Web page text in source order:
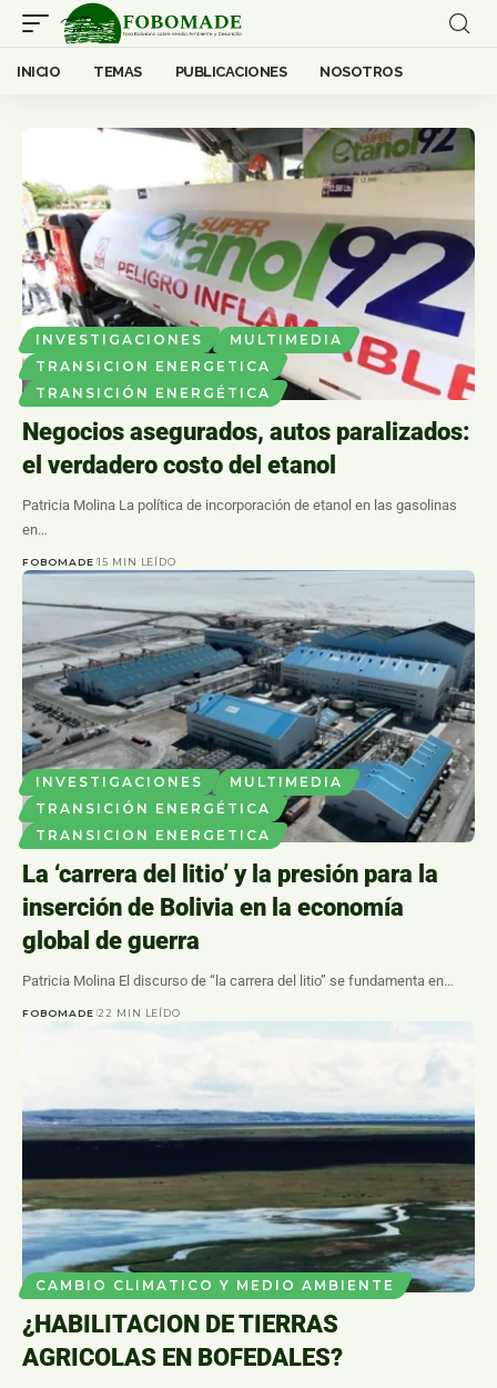
INICIO TEMAS PUBLICACIONES NOSOTROS
INVESTIGACIONES
MULTIMEDIA
TRANSICION ENERGETICA
TRANSICIÓN ENERGÉTICA
Negocios asegurados, autos paralizados:
el verdadero costo del etanol
Patricia Molina La política de incorporación de etanol en las gasolinas
en…
FOBOMADE 15 MIN LEÍDO
INVESTIGACIONES
MULTIMEDIA
TRANSICIÓN ENERGÉTICA
TRANSICION ENERGETICA
La ‘carrera del litio’ y la presión para la
inserción de Bolivia en la economía
global de guerra
Patricia Molina El discurso de “la carrera del litio” se fundamenta en…
FOBOMADE 22 MIN LEÍDO
CAMBIO CLIMATICO Y MEDIO AMBIENTE
¿HABILITACION DE TIERRAS
AGRICOLAS EN BOFEDALES?